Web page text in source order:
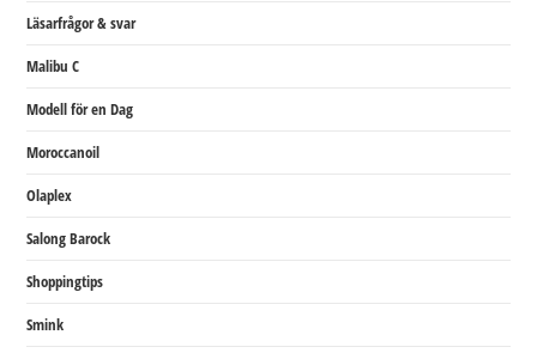
Läsarfrågor & svar
Malibu C
Modell för en Dag
Moroccanoil
Olaplex
Salong Barock
Shoppingtips
Smink